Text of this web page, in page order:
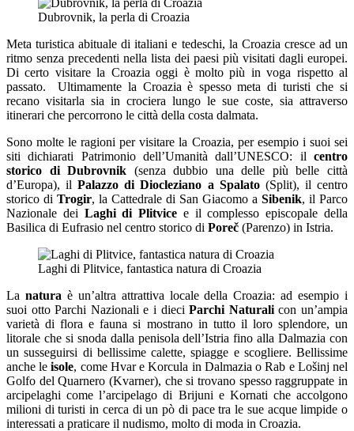
Dubrovnik, la perla di Croazia
Meta turistica abituale di italiani e tedeschi, la Croazia cresce ad un
ritmo senza precedenti nella lista dei paesi più visitati dagli europei.
Di certo visitare la Croazia oggi è molto più in voga rispetto al
passato. Ultimamente la Croazia è spesso meta di turisti che si
recano visitarla sia in crociera lungo le sue coste, sia attraverso
itinerari che percorrono le città della costa dalmata.
Sono molte le ragioni per visitare la Croazia, per esempio i suoi sei
siti dichiarati Patrimonio dell’Umanità dall’UNESCO: il centro
storico di Dubrovnik (senza dubbio una delle più belle città
d’Europa), ilPalazzo di Diocleziano a Spalato(Split), il centro
storico di Trogir, la Cattedrale di San Giacomo a Sibenik, il Parco
Nazionale dei Laghi di Plitvice e il complesso episcopale della
Basilica di Eufrasio nel centro storico di Poreč (Parenzo) in Istria.
Laghi di Plitvice, fantastica natura di Croazia
La natura è un’altra attrattiva locale della Croazia: ad esempio i
suoi otto Parchi Nazionali e i dieciParchi Naturalicon un’ampia
varietà di flora e fauna si mostrano in tutto il loro splendore, un
litorale che si snoda dalla penisola dell’Istria fino alla Dalmazia con
un susseguirsi di bellissime calette, spiagge e scogliere. Bellissime
anche leisole, come Hvar e Korcula in Dalmazia o Rab e Lošinj nel
Golfo del Quarnero (Kvarner), che si trovano spesso raggruppate in
arcipelaghi come l’arcipelago di Brijuni e Kornati che accolgono
milioni di turisti in cerca di un pò di pace tra le sue acque limpide o
interessati a praticare il nudismo, molto di moda in Croazia.